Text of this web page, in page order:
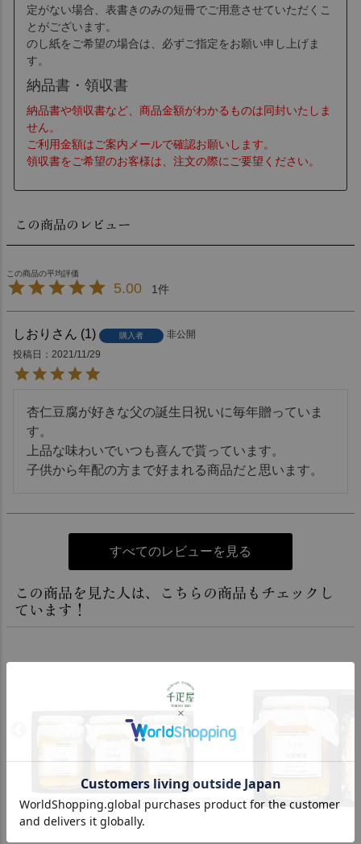
定がない場合、表書きのみの短冊でご用意させていただくこ
とがございます。
のし紙をご希望の場合は、必ずご指定をお願い申し上げま
す。
納品書・領収書
納品書や領収書など、商品金額がわかるものは同封いたしま
せん。
ご利用金額はご案内メールで確認お願いします。
領収書をご希望のお客様は、注文の際にご要望ください。
この商品のレビュー
5.00 1
しおり 1 購入者
非公開
投稿日
2021/11/29
杏仁豆腐が好きな父の誕生日祝いに毎年贈っていま
す。
上品な味わいでいつも喜んで貰っています。
子供から年配の方まで好まれる商品だと思います。
すべてのレビューを見る
この商品を見た人は、こちらの商品もチェックし
ています！